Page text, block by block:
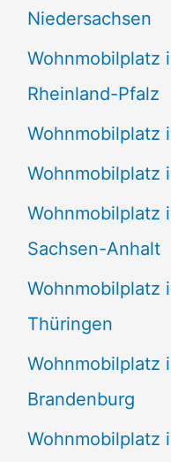
Niedersachsen
Wohnmobilplatz
Rheinland-Pfalz
Wohnmobilplatz
Wohnmobilplatz
Wohnmobilplatz
Sachsen-Anhalt
Wohnmobilplatz
Thüringen
Wohnmobilplatz
Brandenburg
Wohnmobilplatz